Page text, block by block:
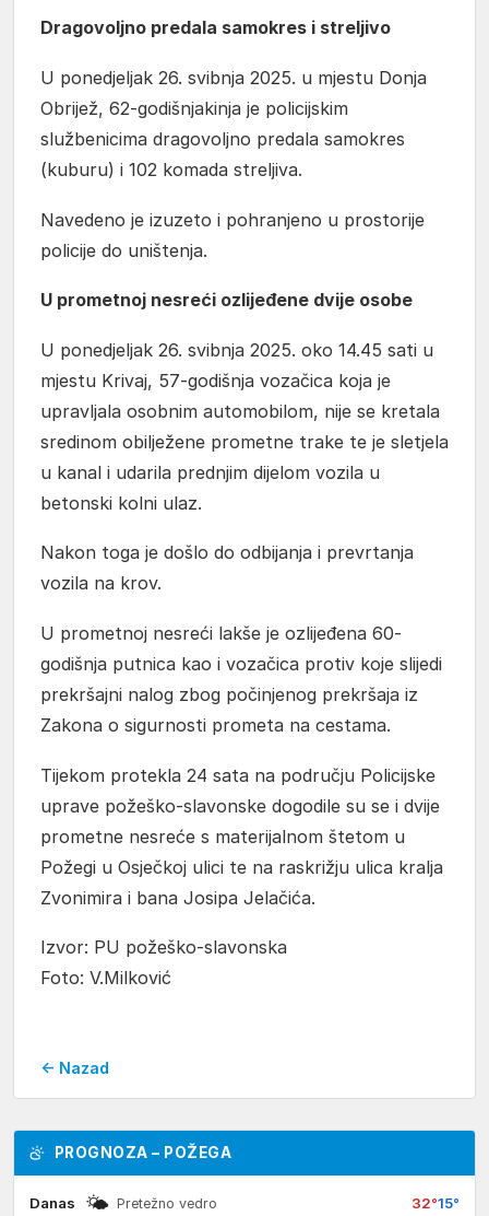
Dragovoljno predala samokres i streljivo
U ponedjeljak 26. svibnja 2025. u mjestu Donja
Obrijež, 62-godišnjakinja je policijskim
službenicima dragovoljno predala samokres
(kuburu) i 102 komada streljiva.
Navedeno je izuzeto i pohranjeno u prostorije
policije do uništenja.
U prometnoj nesreći ozlijeđene dvije osobe
U ponedjeljak 26. svibnja 2025. oko 14.45 sati u
mjestu Krivaj, 57-godišnja vozačica koja je
upravljala osobnim automobilom, nije se kretala
sredinom obilježene prometne trake te je sletjela
u kanal i udarila prednjim dijelom vozila u
betonski kolni ulaz.
Nakon toga je došlo do odbijanja i prevrtanja
vozila na krov.
U prometnoj nesreći lakše je ozlijeđena 60-
godišnja putnica kao i vozačica protiv koje slijedi
prekršajni nalog zbog počinjenog prekršaja iz
Zakona o sigurnosti prometa na cestama.
Tijekom protekla 24 sata na području Policijske
uprave požeško-slavonske dogodile su se i dvije
prometne nesreće s materijalnom štetom u
Požegi u Osječkoj ulici te na raskrižju ulica kralja
Zvonimira i bana Josipa Jelačića.
Izvor: PU požeško-slavonska
Foto: V.Milković
← Nazad
PROGNOZA – POŽEGA
Danas 🌤 Pretežno vedro 32°15°